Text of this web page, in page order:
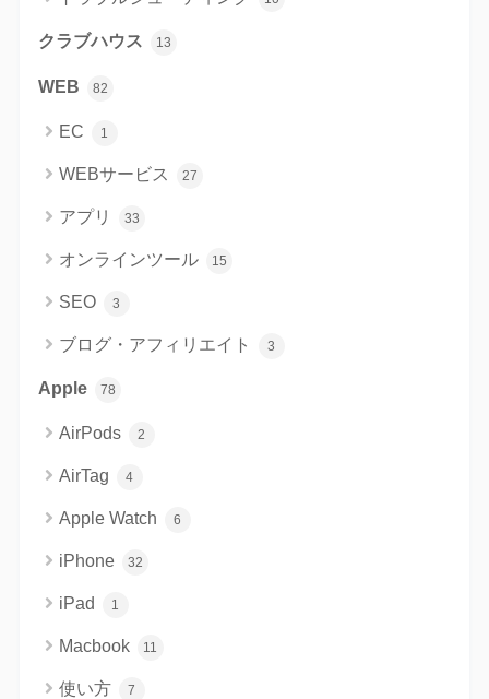
クラブハウス 13
WEB 82
EC 1
WEBサービス 27
アプリ 33
オンラインツール 15
SEO 3
ブログ・アフィリエイト 3
Apple 78
AirPods 2
AirTag 4
Apple Watch 6
iPhone 32
iPad 1
Macbook 11
使い方 7